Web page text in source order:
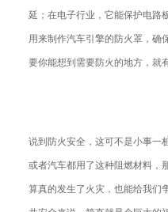
延；在电子行业，它能保护电路
用来制作汽车引擎的防火罩，确
要你能想到需要防火的地方，就
说到防火安全，这可不是小事一
或者汽车都用了这种阻燃材料，
算真的发生了火灾，也能给我们